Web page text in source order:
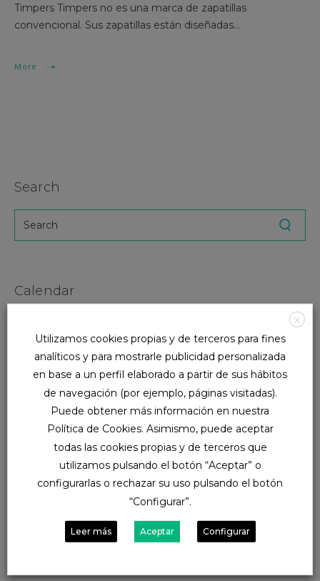
Timpers Timpers no es una marca de zapatillas
convencional. Sus zapatillas están diseñadas...
More
Search
Calendar
agosto 2026
X V
1
4 5 6 7 8
11 14
17 18 19 20 21 22 23
25 26 27 28 29
X
Utilizamos cookies propias y de terceros para fines
analíticos y para mostrarle publicidad personalizada
en base a un perfil elaborado a partir de sus hábitos
de navegación (por ejemplo, páginas visitadas).
Puede obtener más información en nuestra
Política de Cookies. Asimismo, puede aceptar
todas las cookies propias y de terceros que
utilizamos pulsando el botón “Aceptar” o
configurarlas o rechazar su uso pulsando el botón
“Configurar”.
Leer más Aceptar Configurar